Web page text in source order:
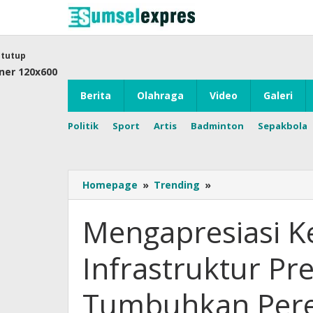
konten
Berita Olahraga Video Galeri
Politik Sport Artis Badminton Sepakbola
tutup
Homepage » Trending »
Keberhasilan
Infrastruktur
Presiden
Joko
Widodo
Perekonomian
Mengapresiasi
Infrastruktur
Tumbuhkan